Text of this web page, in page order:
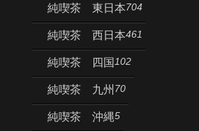
純喫茶 東日本704
純喫茶 西日本461
純喫茶 四国 102
純喫茶 九州 70
純喫茶 沖縄5